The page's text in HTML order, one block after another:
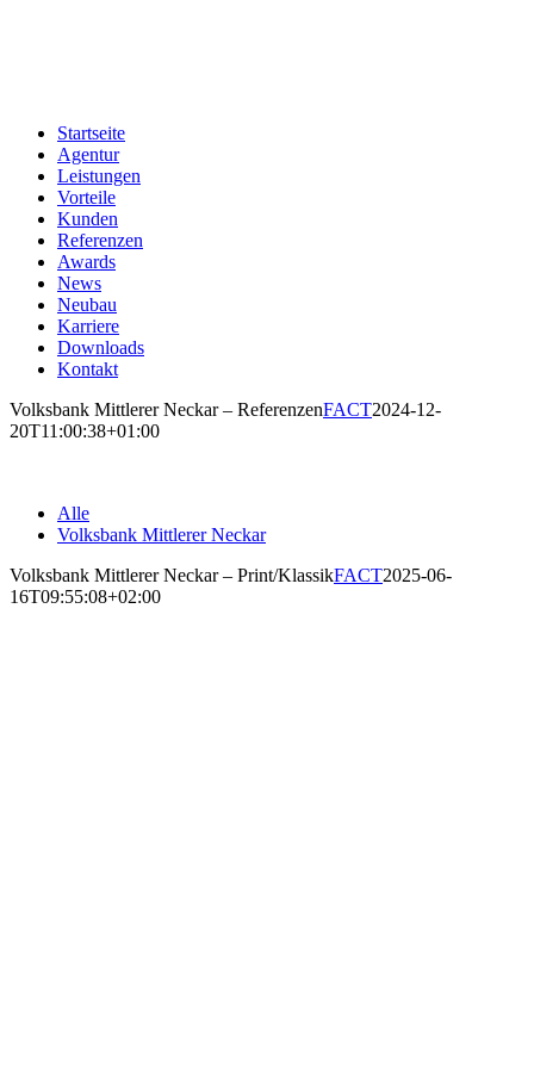
Startseite
Agentur
Leistungen
Vorteile
Kunden
Referenzen
Awards
News
Neubau
Karriere
Downloads
Kontakt
Volksbank Mittlerer Neckar – ReferenzenFACT2024-12-
20T11:00:38+01:00
Alle
Volksbank Mittlerer Neckar
Volksbank Mittlerer Neckar – Print/KlassikFACT2025-06-
16T09:55:08+02:00